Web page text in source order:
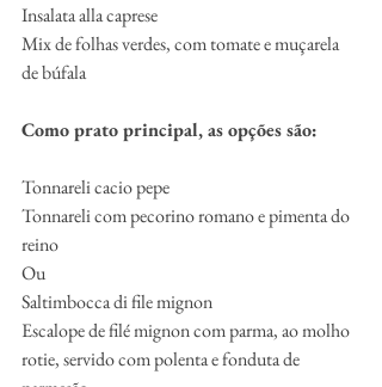
Insalata alla caprese
Mix de folhas verdes, com tomate e muçarela
de búfala
Como prato principal, as opções são:
Tonnareli cacio pepe
Tonnareli com pecorino romano e pimenta do
reino
Ou
Saltimbocca di file mignon
Escalope de filé mignon com parma, ao molho
rotie, servido com polenta e fonduta de